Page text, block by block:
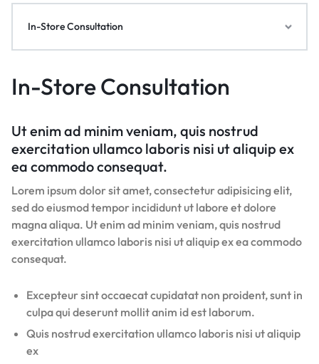
In-Store Consultation
Ut enim ad minim veniam, quis nostrud
exercitation ullamco laboris nisi ut aliquip ex
ea commodo consequat.
Lorem ipsum dolor sit amet, consectetur adipisicing elit,
sed do eiusmod tempor incididunt ut labore et dolore
magna aliqua. Ut enim ad minim veniam, quis nostrud
exercitation ullamco laboris nisi ut aliquip ex ea commodo
consequat.
Excepteur sint occaecat cupidatat non proident, sunt in
culpa qui deserunt mollit anim id est laborum.
Quis nostrud exercitation ullamco laboris nisi ut aliquip
ex
In-Store Consultation